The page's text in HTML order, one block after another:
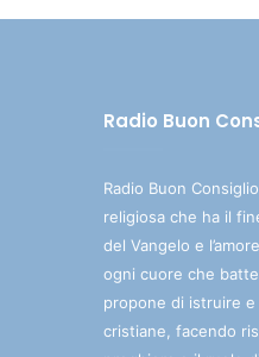
Radio Buon
Radio Buon
religiosa che ha il
del Vangelo e
ogni cuore che
propone di istruire
cristiane, facendo